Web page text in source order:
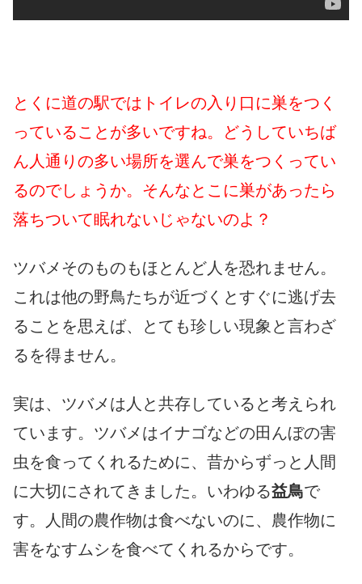
とくに道の駅ではトイレの入り口に巣をつく
っていることが多いですね。どうしていちば
ん人通りの多い場所を選んで巣をつくってい
るのでしょうか。そんなとこに巣があったら
落ちついて眠れないじゃないのよ？
ツバメそのものもほとんど人を恐れません。
これは他の野鳥たちが近づくとすぐに逃げ去
ることを思えば、とても珍しい現象と言わざ
るを得ません。
実は、ツバメは人と共存していると考えられ
ています。ツバメはイナゴなどの田んぼの害
虫を食ってくれるために、昔からずっと人間
に大切にされてきました。いわゆる益鳥で
す。人間の農作物は食べないのに、農作物に
害をなすムシを食べてくれるからです。